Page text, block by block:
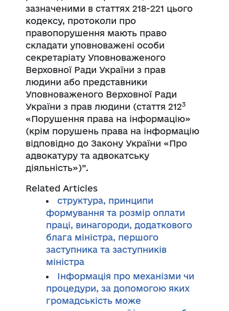
зазначеними в статтях 218-221 цього
кодексу, протоколи про
правопорушення мають право
складати уповноважені особи
секретаріату Уповноваженого
Верховної Ради України з прав
людини або представники
Уповноваженого Верховної Ради
України з прав людини (стаття 2123
«Порушення права на інформацію»
(крім порушень права на інформацію
відповідно до Закону України «Про
адвокатуру та адвокатську
діяльність»)”.
Related Articles
структура, принципи
формування та розмір оплати
праці, винагороди, додаткового
блага міністра, першого
заступника та заступників
міністра
Інформація про механізми чи
процедури, за допомогою яких
громадськість може